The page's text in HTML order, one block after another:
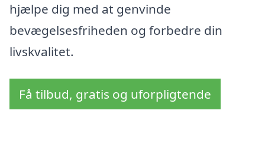
hjælpe dig med at genvinde
bevægelsesfriheden og forbedre din
livskvalitet.
Få tilbud, gratis og uforpligtende